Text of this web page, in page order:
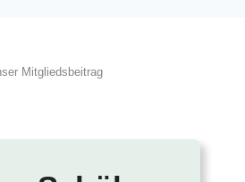
Mitgliedsbeitrag